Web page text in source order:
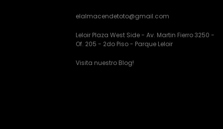
elalmacendetoto@gmail.com
Leloir Plaza West Side - Av. Martin Fierro 3250 -
Of. 205 - 2do Piso - Parque Leloir
Visita nuestro Blog!